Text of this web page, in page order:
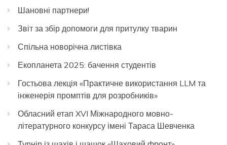
Шановні партнери!
Звіт за збір допомоги для притулку тварин
Спільна новорічна листівка
Екопланета 2025: бачення студентів
Гостьова лекція «Практичне використання LLM та
інженерія промптів для розробників»
Обласний етап XVI Міжнародного мовно-
літературного конкурсу імені Тараса Шевченка